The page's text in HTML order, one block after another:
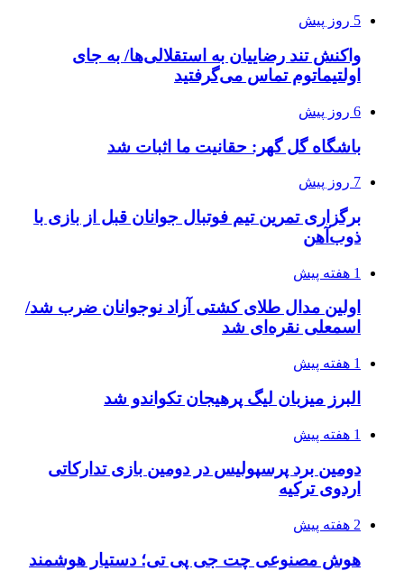
5 روز پیش
واکنش تند رضاییان به استقلالی‌ها/ به جای
اولتیماتوم تماس می‌گرفتید
6 روز پیش
باشگاه گل گهر: حقانیت ما اثبات شد
7 روز پیش
برگزاری تمرین تیم فوتبال جوانان قبل از بازی با
ذوب‌آهن
1 هفته پیش
اولین مدال طلای کشتی آزاد نوجوانان ضرب شد/
اسمعلی نقره‌ای شد
1 هفته پیش
البرز میزبان لیگ پرهیجان تکواندو شد
1 هفته پیش
دومین برد پرسپولیس در دومین بازی تدارکاتی
اردوی ترکیه
2 هفته پیش
هوش مصنوعی چت جی پی تی؛ دستیار هوشمند